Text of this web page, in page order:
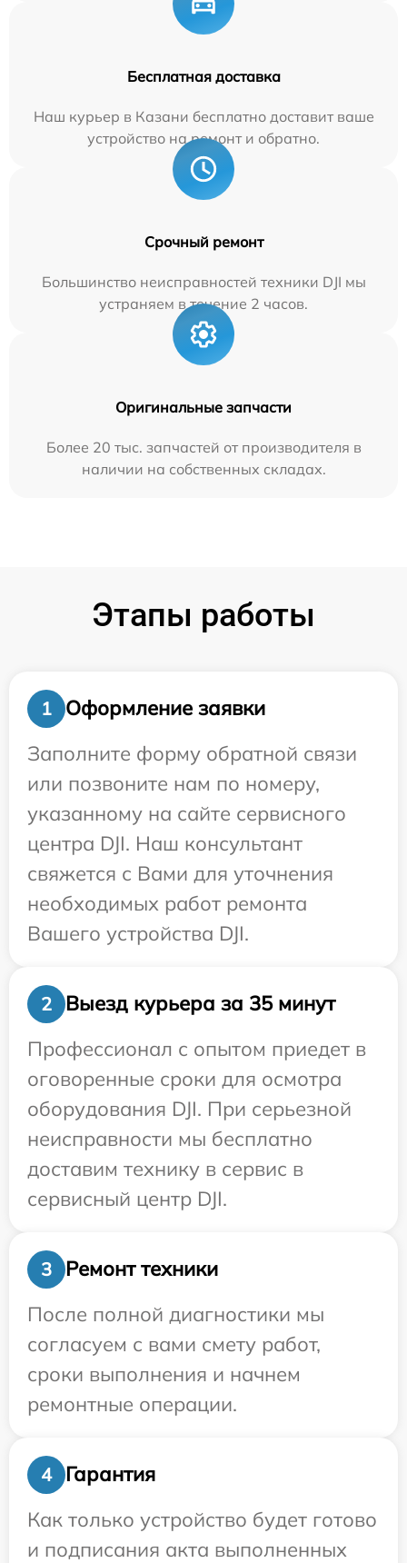
Бесплатная доставка
Наш курьер в Казани бесплатно доставит ваше
устройство на ремонт и обратно.
Срочный ремонт
Большинство неисправностей техники DJI мы
устраняем в течение 2 часов.
Оригинальные запчасти
Более 20 тыс. запчастей от производителя в
наличии на собственных складах.
Этапы работы
1
Оформление заявки
Заполните форму обратной связи
или позвоните нам по номеру,
указанному на сайте сервисного
центра DJI. Наш консультант
свяжется с Вами для уточнения
необходимых работ ремонта
Вашего устройства DJI.
2
Выезд курьера за 35 минут
Профессионал с опытом приедет в
оговоренные сроки для осмотра
оборудования DJI. При серьезной
неисправности мы бесплатно
доставим технику в сервис в
сервисный центр DJI.
3
Ремонт техники
После полной диагностики мы
согласуем с вами смету работ,
сроки выполнения и начнем
ремонтные операции.
4
Гарантия
Как только устройство будет готово
и подписания акта выполненных